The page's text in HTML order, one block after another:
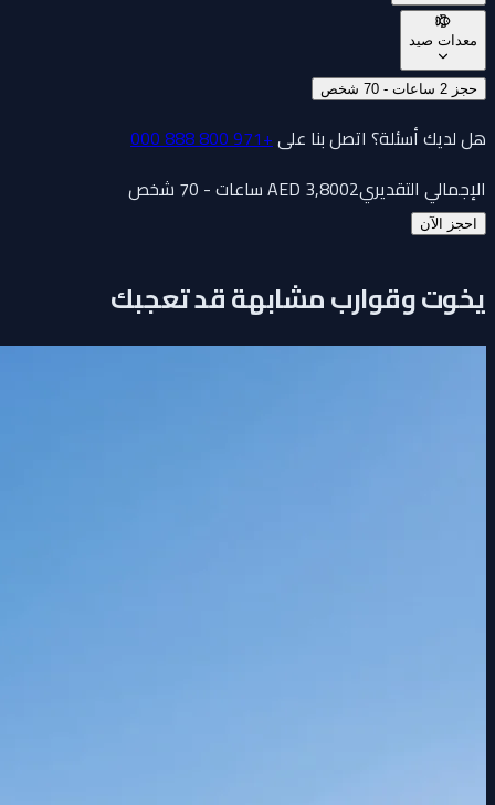
معدات صيد
حجز 2 ساعات - 70 شخص
هل لديك أسئلة؟ اتصل بنا على +971 800 888 000
الإجمالي التقديري
AED3,8002 ساعات - 70 شخص
احجز الآن
يخوت وقوارب مشابهة قد تعجبك